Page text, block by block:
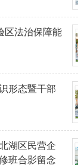
区法治保障能
形态暨干部
湖区民营企
班合影留念